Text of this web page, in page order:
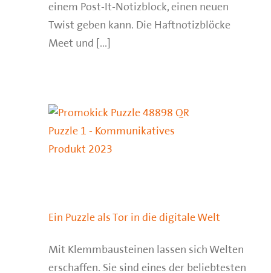
einem Post-It-Notizblock, einen neuen
Twist geben kann. Die Haftnotizblöcke
Meet und [...]
Ein Puzzle als Tor in die digitale Welt
Mit Klemmbausteinen lassen sich Welten
erschaffen. Sie sind eines der beliebtesten